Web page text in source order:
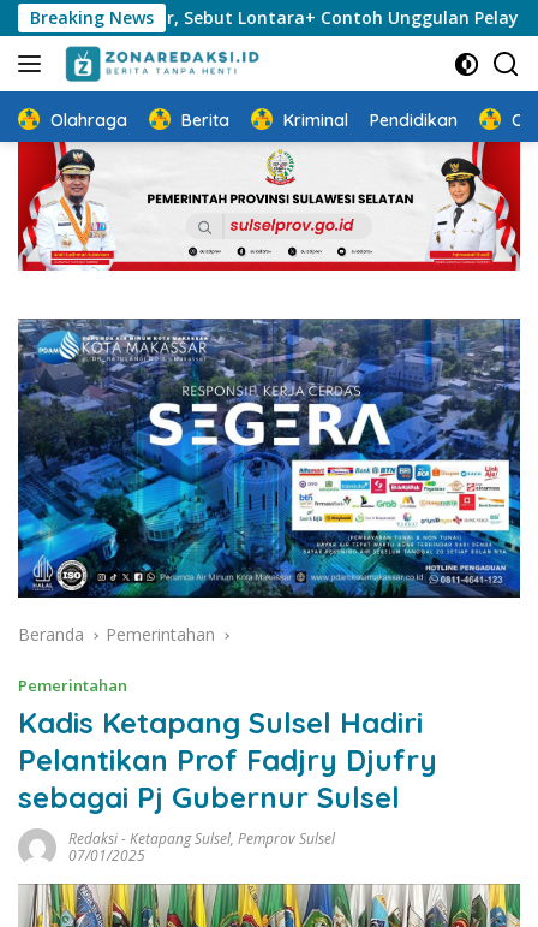
Langsung
ke
konten
Breaking News
Sebut Lontara+ Contoh Unggulan Pelayanan Publik
Olahraga Berita Kriminal Pendidikan
Beranda Pemerintahan
Pemerintahan
Kadis Ketapang Sulsel Hadiri
Pelantikan Prof Fadjry Djufry
sebagai Pj Gubernur Sulsel
Redaksi-Ketapang Sulsel, Pemprov Sulsel
07/01/2025